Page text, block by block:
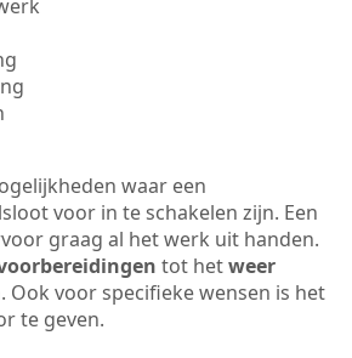
waar een
voor in te schakelen zijn. Een
graag al het werk uit handen.
tot hetweer
. Ook voor specifieke wensen is het
te geven.